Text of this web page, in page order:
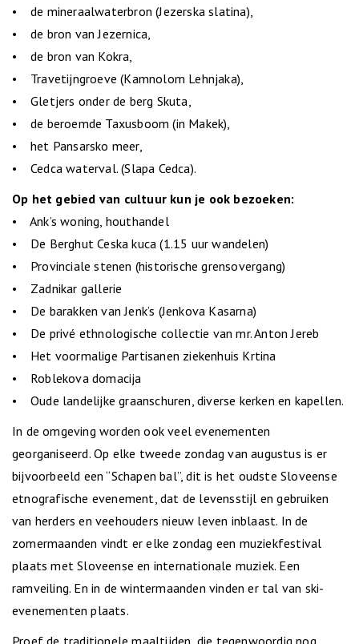
• de mineraalwaterbron (Jezerska slatina),
• de bron van Jezernica,
• de bron van Kokra,
• Travetijngroeve (Kamnolom Lehnjaka),
• Gletjers onder de berg Skuta,
• de beroemde Taxusboom (in Makek),
• het Pansarsko meer,
• Cedca waterval. (Slapa Cedca).
Op het gebied van cultuur kun je ook bezoeken:
• Ank’s woning, houthandel
• De Berghut Ceska kuca (1.15 uur wandelen)
• Provinciale stenen (historische grensovergang)
• Zadnikar gallerie
• De barakken van Jenk’s (Jenkova Kasarna)
• De privé ethnologische collectie van mr. Anton Jereb
• Het voormalige Partisanen ziekenhuis Krtina
• Roblekova domacija
• Oude landelijke graanschuren, diverse kerken en kapellen.
In de omgeving worden ook veel evenementen
georganiseerd. Op elke tweede zondag van augustus is er
bijvoorbeeld een “Schapen bal”, dit is het oudste Sloveense
etnografische evenement, dat de levensstijl en gebruiken
van herders en veehouders nieuw leven inblaast. In de
zomermaanden vindt er elke zondag een muziekfestival
plaats met Sloveense en internationale muziek. Een
ramveiling. En in de wintermaanden vinden er tal van ski-
evenementen plaats.
Proef de traditionele maaltijden, die tegenwoordig nog